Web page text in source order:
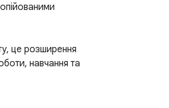
це розширення
навчання та